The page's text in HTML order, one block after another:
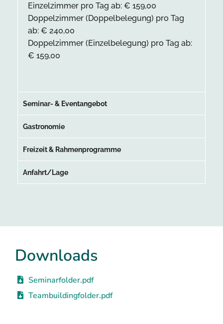
Einzelzimmer pro Tag ab: € 159,00
Doppelzimmer (Doppelbelegung) pro Tag
ab: € 240,00
Doppelzimmer (Einzelbelegung) pro Tag ab:
€ 159,00
Seminar- & Eventangebot
Gastronomie
Freizeit & Rahmenprogramme
Anfahrt/Lage
Downloads
Seminarfolder.pdf
Teambuildingfolder.pdf